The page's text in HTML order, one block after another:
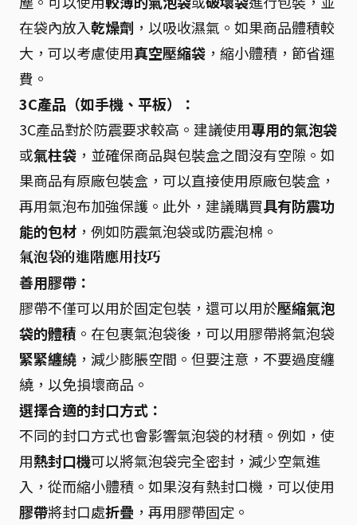
在袋內放入乾燥劑 ，以吸收濕氣。如果商品體積較
大，可以考慮使用真空壓縮袋 ，縮小體積，節省運
費。
3C產品（如手機、平板）：
3C產品對於防震要求較高。建議使用專用的氣泡袋
或氣柱袋 ，並確保商品與包裝盒之間沒有空隙。如
果商品有原廠包裝盒，可以直接使用原廠包裝盒，
再用氣泡布加強保護。此外，建議購買具有防震功
能的包材 ，例如防震氣泡袋或防震泡棉。
氣泡袋的進階應用技巧
善用膠帶：
膠帶不僅可以用於固定包裝，還可以用於壓縮氣泡
袋的體積 。在包裹氣泡袋後，可以用膠帶將氣泡袋
緊緊纏繞 ，減少膨脹空間。但要注意，不要過度纏
繞，以免損壞商品。
選擇合適的封口方式：
不同的封口方式也會影響氣泡袋的材積。例如，使
用熱封口機可以將氣泡袋完全密封，減少空氣進
入，從而縮小體積。如果沒有熱封口機，可以使用
膠帶將封口處折疊 ，再用膠帶固定。